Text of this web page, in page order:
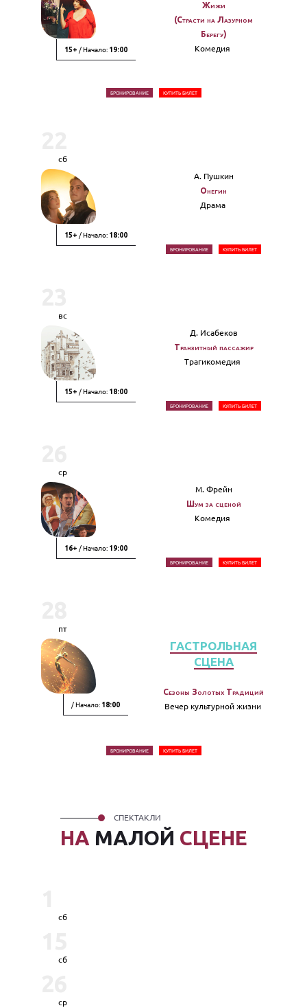
15+ / Начало: 19:00
Жижи
(Страсти на Лазурном
Берегу)
Комедия
БРОНИРОВАНИЕ КУПИТЬ БИЛЕТ
сб
15+ / Начало: 18:00
А. Пушкин
Онегин
Драма
БРОНИРОВАНИЕ КУПИТЬ БИЛЕТ
вс
15+ / Начало: 18:00
Д. Исабеков
Транзитный пассажир
Трагикомедия
БРОНИРОВАНИЕ КУПИТЬ БИЛЕТ
ср
16+ / Начало: 19:00
М. Фрейн
Шум за сценой
Комедия
БРОНИРОВАНИЕ КУПИТЬ БИЛЕТ
пт
/ Начало: 18:00
ГАСТРОЛЬНАЯ
СЦЕНА
Сезоны Золотых Традиций
Вечер культурной жизни
БРОНИРОВАНИЕ КУПИТЬ БИЛЕТ
НА МАЛОЙ СЦЕНЕ
СПЕКТАКЛИ
сб
сб
ср